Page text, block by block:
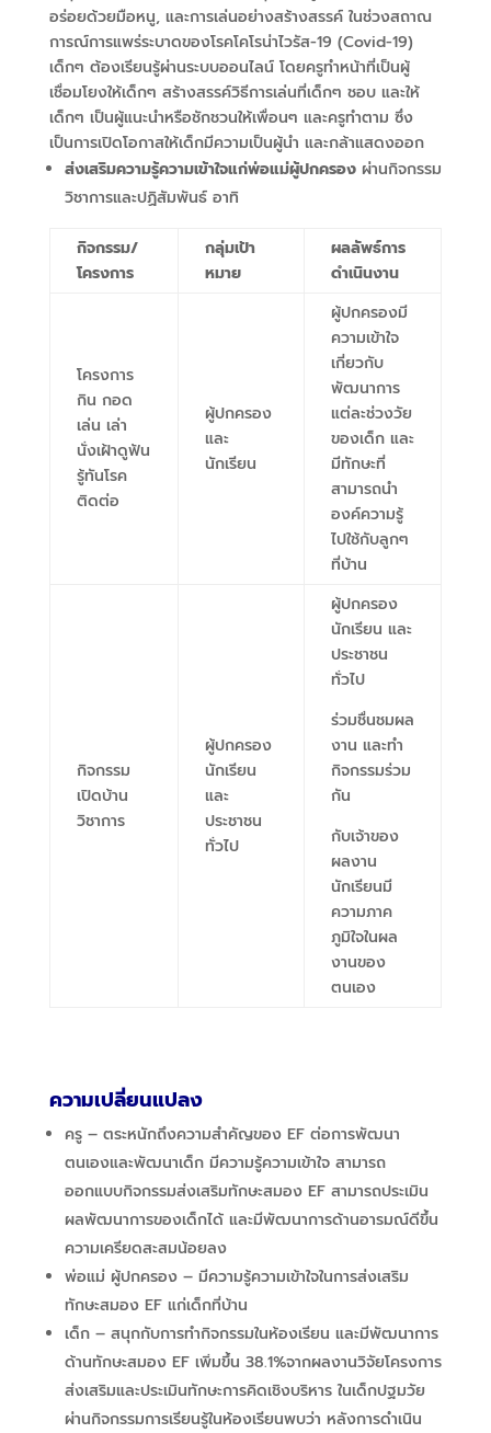
อร่อยด้วยมือหนู, และการเล่นอย่างสร้างสรรค์ ในช่วงสถาณ
การณ์การแพร่ระบาดของโรคโคโรน่าไวรัส-19 (Covid-19)
เด็กๆ ต้องเรียนรู้ผ่านระบบออนไลน์ โดยครูทำหน้าที่เป็นผู้
เชื่อมโยงให้เด็กๆ สร้างสรรค์วิธีการเล่นที่เด็กๆ ชอบ และให้
เด็กๆ เป็นผู้แนะนำหรือชักชวนให้เพื่อนๆ และครูทำตาม ซึ่ง
เป็นการเปิดโอกาสให้เด็กมีความเป็นผู้นำ และกล้าแสดงออก
ส่งเสริมความรู้ความเข้าใจแก่พ่อแม่ผู้ปกครอง ผ่านกิจกรรม
วิชาการและปฏิสัมพันธ์ อาทิ
กิจกรรม/
โครงการ
กลุ่มเป้า
หมาย
ผลลัพธ์การ
ดำเนินงาน
โครงการ
กิน กอด
เล่น เล่า
นั่งเฝ้าดูฟัน
รู้ทันโรค
ติดต่อ
ผู้ปกครอง
และ
นักเรียน
ผู้ปกครองมี
ความเข้าใจ
เกี่ยวกับ
พัฒนาการ
แต่ละช่วงวัย
ของเด็ก และ
มีทักษะที่
สามารถนำ
องค์ความรู้
ไปใช้กับลูกๆ
ที่บ้าน
กิจกรรม
เปิดบ้าน
วิชาการ
ผู้ปกครอง
นักเรียน
และ
ประชาชน
ทั่วไป
ผู้ปกครอง
นักเรียน และ
ประชาชน
ทั่วไป
ร่วมชื่นชมผล
งาน และทำ
กิจกรรมร่วม
กัน
กับเจ้าของ
ผลงาน
นักเรียนมี
ความภาค
ภูมิใจในผล
งานของ
ตนเอง
ความเปลี่ยนแปลง
ครู – ตระหนักถึงความสำคัญของ EF ต่อการพัฒนา
ตนเองและพัฒนาเด็ก มีความรู้ความเข้าใจ สามารถ
ออกแบบกิจกรรมส่งเสริมทักษะสมอง EF สามารถประเมิน
ผลพัฒนาการของเด็กได้ และมีพัฒนาการด้านอารมณ์ดีขึ้น
ความเครียดสะสมน้อยลง
พ่อแม่ ผู้ปกครอง – มีความรู้ความเข้าใจในการส่งเสริม
ทักษะสมอง EF แก่เด็กที่บ้าน
เด็ก – สนุกกับการทำกิจกรรมในห้องเรียน และมีพัฒนาการ
ด้านทักษะสมอง EF เพิ่มขึ้น 38.1%จากผลงานวิจัยโครงการ
ส่งเสริมและประเมินทักษะการคิดเชิงบริหาร ในเด็กปฐมวัย
ผ่านกิจกรรมการเรียนรู้ในห้องเรียนพบว่า หลังการดำเนิน